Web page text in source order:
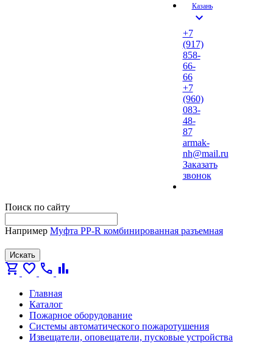
Казань
expand_more
+7
(917)
858-
66-
66
+7
(960)
083-
48-
87
armak-
nh@mail.ru
Заказать
звонок
Поиск по сайту
Например Муфта PP-R комбинированная разъемная
Искать
shopping_cart favorite call bar_chart
Главная
Каталог
Пожарное оборудование
Системы автоматического пожаротушения
Извещатели, оповещатели, пусковые устройства